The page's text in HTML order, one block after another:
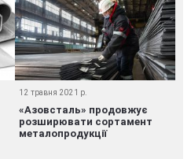
12 травня 2021 р.
«Азовсталь» продовжує
розширювати сортамент
металопродукції